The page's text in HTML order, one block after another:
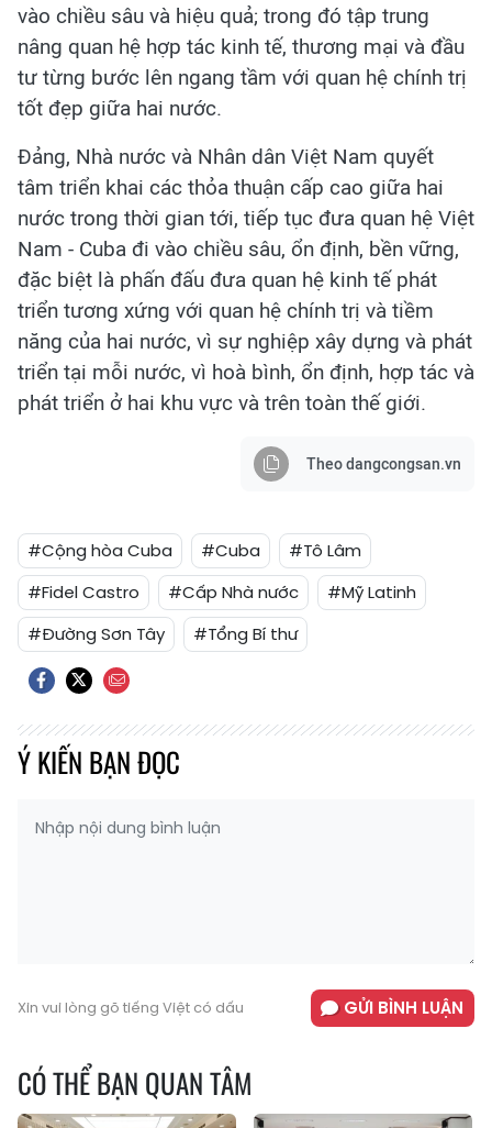
vào chiều sâu và hiệu quả; trong đó tập trung
nâng quan hệ hợp tác kinh tế, thương mại và đầu
tư từng bước lên ngang tầm với quan hệ chính trị
tốt đẹp giữa hai nước.
Đảng, Nhà nước và Nhân dân Việt Nam quyết
tâm triển khai các thỏa thuận cấp cao giữa hai
nước trong thời gian tới, tiếp tục đưa quan hệ Việt
Nam - Cuba đi vào chiều sâu, ổn định, bền vững,
đặc biệt là phấn đấu đưa quan hệ kinh tế phát
triển tương xứng với quan hệ chính trị và tiềm
năng của hai nước, vì sự nghiệp xây dựng và phát
triển tại mỗi nước, vì hoà bình, ổn định, hợp tác và
phát triển ở hai khu vực và trên toàn thế giới.
Theo dangcongsan.vn
#Cộng hòa Cuba #Cuba
#Tô Lâm
#Fidel Castro
#Cấp Nhà nước
#Mỹ Latinh
#Đường Sơn Tây
#Tổng Bí thư
Ý KIẾN BẠN ĐỌC
Xin vui lòng gõ tiếng Việt có dấu GỬI BÌNH LUẬN
CÓ THỂ BẠN QUAN TÂM